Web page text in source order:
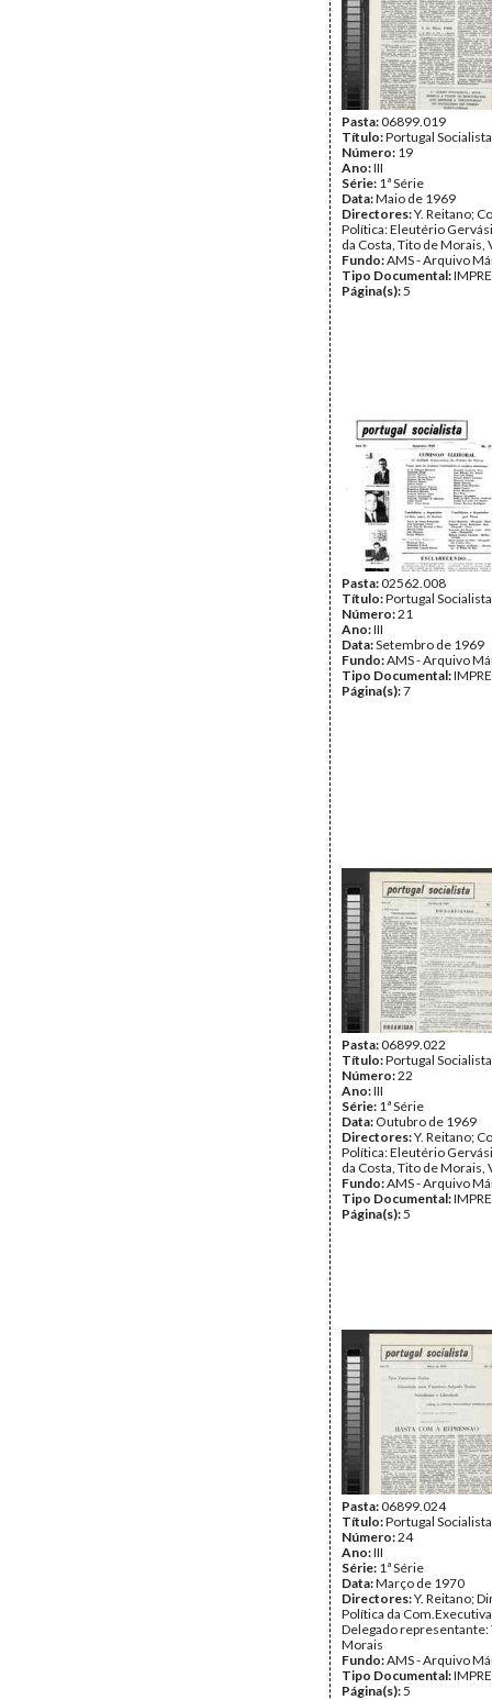
Pasta:06899.019
Título:Portugal Socialista
Número: 19
Ano:III
Série: 1ª Série
Data:Maio de 1969
Directores:Y. Reitano;
Política: Eleutério
da Costa, Tito de Morais,
Fundo:AMS - Arquivo
Tipo Documental:
Página(s):5
Pasta:02562.008
Título:Portugal Socialista
Número:21
Ano:III
Data:Setembro de 1969
Fundo:AMS - Arquivo
Tipo Documental:
Página(s):7
Pasta:06899.022
Título:Portugal Socialista
Número:22
Ano:III
Série: 1ª Série
Data: Outubro de 1969
Directores:Y. Reitano;
Política: Eleutério
da Costa, Tito de Morais,
Fundo:AMS - Arquivo
Tipo Documental:
Página(s):5
Pasta:06899.024
Título:Portugal Socialista
Número:24
Ano:III
Série: 1ª Série
Data:Março de 1970
Directores:Y. Reitano;
Política da Com.Executiva
Delegado representante:
Morais
Fundo:AMS - Arquivo
Tipo Documental:
Página(s):5